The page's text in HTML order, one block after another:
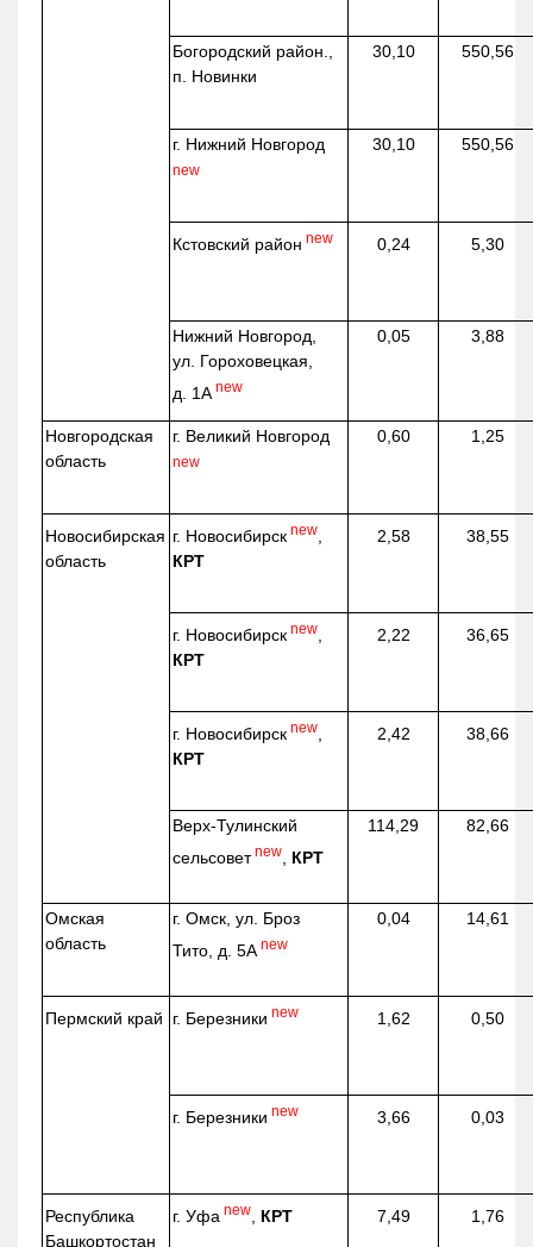
Богородский район.,
п. Новинки
30,10 550,56
г. Нижний Новгород
new
30,10 550,56
Кстовский район new 0,24 5,30
Нижний Новгород,
ул. Гороховецкая,
д. 1А new
0,05 3,88
Новгородская
область
г. Великий Новгород
new
0,60 1,25
Новосибирская
область
г. Новосибирск new
КРТ
2,58 38,55
г. Новосибирск new
КРТ
2,22 36,65
г. Новосибирск new
КРТ
2,42 38,66
Верх-Тулинский
сельсовет new КРТ
114,29 82,66
Омская
область
г. Омск, ул. Броз
Тито, д. 5А new
0,04 14,61
Пермский край г. Березники new 1,62 0,50
г. Березники new 3,66 0,03
Республика
Башкортостан
г. Уфа new КРТ 7,49 1,76